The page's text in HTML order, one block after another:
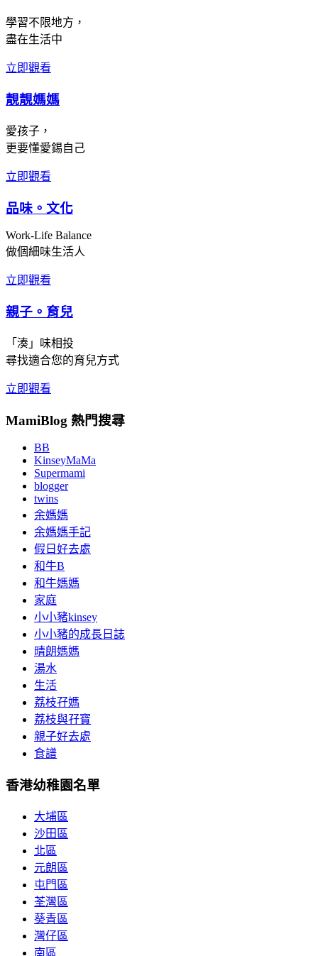
學習不限地方，
盡在生活中
立即觀看
靚靚媽媽
愛孩子，
更要懂愛錫自己
立即觀看
品味。文化
Work-Life Balance
做個細味生活人
立即觀看
親子。育兒
「湊」味相投
尋找適合您的育兒方式
立即觀看
MamiBlog 熱門搜尋
BB
KinseyMaMa
Supermami
blogger
twins
余媽媽
余媽媽手記
假日好去處
和牛B
和牛媽媽
家庭
小小豬kinsey
小小豬的成長日誌
晴朗媽媽
湯水
生活
荔枝孖媽
荔枝與孖寶
親子好去處
食譜
香港幼稚園名單
大埔區
沙田區
北區
元朗區
屯門區
荃灣區
葵青區
灣仔區
南區